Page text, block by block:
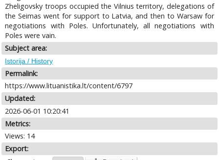
Zheligovsky troops occupied the Vilnius territory, delegations of
the Seimas went for support to Latvia, and then to Warsaw for
negotiations with Poles. Unfortunately, all negotiations with
Poles were vain.
Subject area:
Istorija / History
Permalink:
https://www.lituanistika.lt/content/6797
Updated:
2026-06-01 10:20:41
Metrics:
Views: 14
Export: